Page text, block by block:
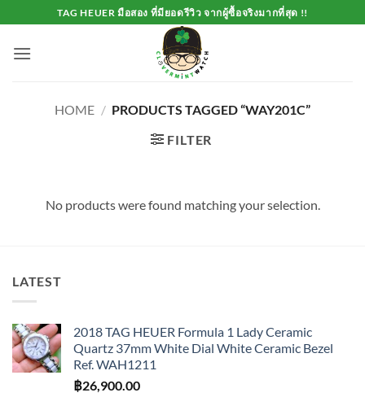
to
content
TAG HEUER มือสอง ที่มียอดรีวิว จากผู้ซื้อจริงมากที่สุด !!
HOME / PRODUCTS TAGGED “WAY201C”
FILTER
No products were found matching your selection.
LATEST
2018 TAG HEUER Formula 1 Lady Ceramic
Quartz 37mm White Dial White Ceramic Bezel
Ref. WAH1211
฿26,900.00